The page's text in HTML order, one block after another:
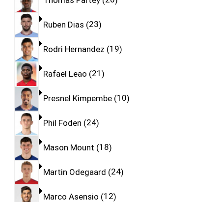
Ruben Dias 23
Rodri Hernandez 19
Rafael Leao 21
Presnel Kimpembe 10
Phil Foden 24
Mason Mount 18
Martin Odegaard 24
Marco Asensio 12